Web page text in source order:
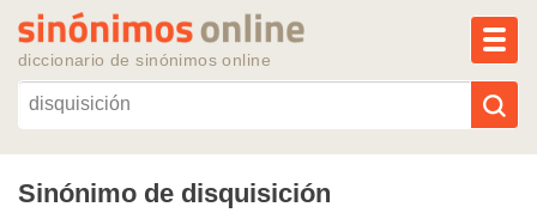
diccionario de sinónimos online
Reescribir texto con IA
Sinónimo de disquisición